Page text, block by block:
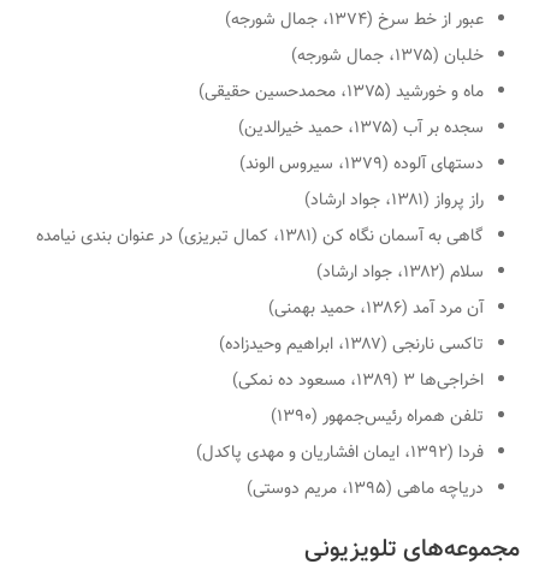
عبور از خط سرخ (۱۳۷۴، جمال شورجه)
خلبان (۱۳۷۵، جمال شورجه)
ماه و خورشید (۱۳۷۵، محمدحسین حقیقی)
سجده بر آب (۱۳۷۵، حمید خیرالدین)
دستهای آلوده (۱۳۷۹، سیروس الوند)
راز پرواز (۱۳۸۱، جواد ارشاد)
گاهی به آسمان نگاه کن (۱۳۸۱، کمال تبریزی) در عنوان بندی نیامده
سلام (۱۳۸۲، جواد ارشاد)
آن مرد آمد (۱۳۸۶، حمید بهمنی)
تاکسی نارنجی (۱۳۸۷، ابراهیم وحیدزاده)
اخراجی‌ها ۳ (۱۳۸۹، مسعود ده نمکی)
تلفن همراه رئیس‌جمهور (۱۳۹۰)
فردا (۱۳۹۲، ایمان افشاریان و مهدی پاکدل)
دریاچه ماهی (۱۳۹۵، مریم دوستی)
مجموعه‌های تلویزیونی